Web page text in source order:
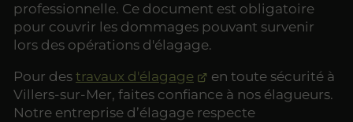
professionnelle. Ce document est obligatoire
pour couvrir les dommages pouvant survenir
lors des opérations d'élagage.
Pour des travaux d'élagage
en toute sécurité à
Villers-sur-Mer, faites confiance à nos élagueurs.
Notre entreprise d’élagage respecte